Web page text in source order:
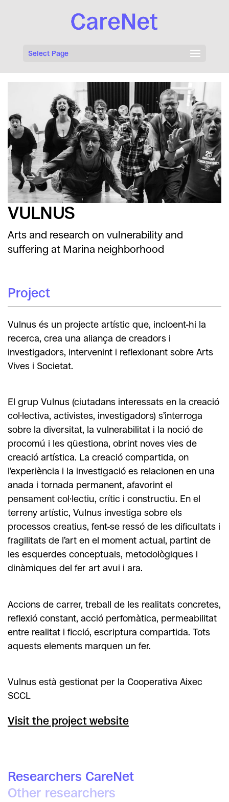
Select Page
VULNUS
Arts and research on vulnerability and
suffering at Marina neighborhood
Project
Vulnus és un projecte artístic que, incloent-hi la
recerca, crea una aliança de creadors i
investigadors, intervenint i reflexionant sobre Arts
Vives i Societat.
El grup Vulnus (ciutadans interessats en la creació
col·lectiva, activistes, investigadors) s’interroga
sobre la diversitat, la vulnerabilitat i la noció de
procomú i les qüestiona, obrint noves vies de
creació artística. La creació compartida, on
l’experiència i la investigació es relacionen en una
anada i tornada permanent, afavorint el
pensament col·lectiu, crític i constructiu. En el
terreny artístic, Vulnus investiga sobre els
processos creatius, fent-se ressó de les dificultats i
fragilitats de l’art en el moment actual, partint de
les esquerdes conceptuals, metodològiques i
dinàmiques del fer art avui i ara.
Accions de carrer, treball de les realitats concretes,
reflexió constant, acció perfomàtica, permeabilitat
entre realitat i ficció, escriptura compartida. Tots
aquests elements marquen un fer.
Vulnus està gestionat per la Cooperativa Aixec
SCCL
Visit the project website
Researchers CareNet
Other researchers